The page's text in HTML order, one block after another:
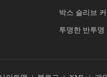
박스 슬리브
투명한 반투명